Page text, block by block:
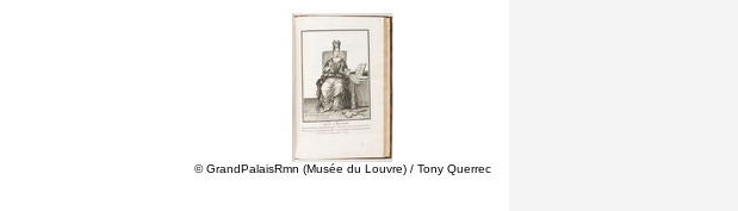
© GrandPalaisRmn (Musée du Louvre) / Tony Querrec